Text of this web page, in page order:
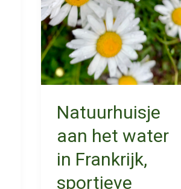
Natuurhuisje
aan het water
in Frankrijk,
sportieve